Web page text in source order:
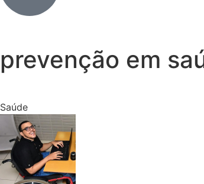
prevenção em
Saúde